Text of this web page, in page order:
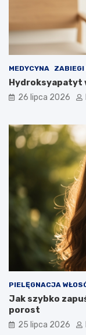
MEDYCYNA ZABIEGI
Hydroksyapatyt
26 lipca 2026
PIELĘGNACJA
Jak szybko
porost
25 lipca 2026